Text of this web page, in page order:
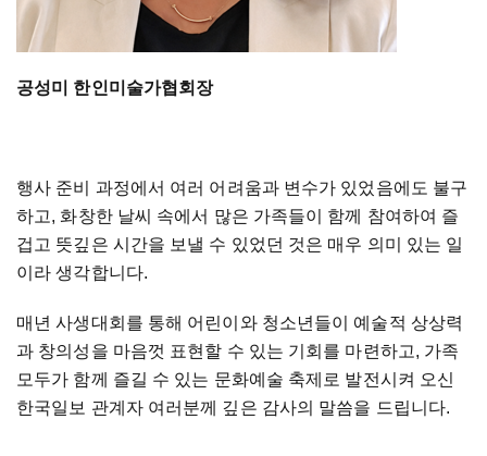
공성미 한인미술가협회장
행사 준비 과정에서 여러 어려움과 변수가 있었음에도 불구
하고, 화창한 날씨 속에서 많은 가족들이 함께 참여하여 즐
겁고 뜻깊은 시간을 보낼 수 있었던 것은 매우 의미 있는 일
이라 생각합니다.
매년 사생대회를 통해 어린이와 청소년들이 예술적 상상력
과 창의성을 마음껏 표현할 수 있는 기회를 마련하고, 가족
모두가 함께 즐길 수 있는 문화예술 축제로 발전시켜 오신
한국일보 관계자 여러분께 깊은 감사의 말씀을 드립니다.